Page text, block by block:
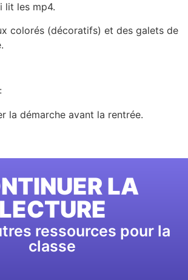
lit les mp4.
colorés (décoratifs) et des galets de
la démarche avant la rentrée.
LA
LECTURE
ressources pour la
classe